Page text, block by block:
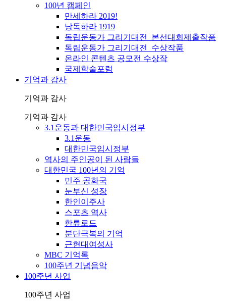
100년 캠페인
만세하라 2019!
낭독하라 1919
독립운동가 그리기대전_본선대회제출작품
독립운동가 그리기대전_수상작품
온라인 콘텐츠 공모전 수상작
국제학술포럼
기억과 감사
기억과 감사
기억과 감사
3.1운동과 대한민국임시정부
3.1운동
대한민국임시정부
역사의 주인공이 된 사람들
대한민국 100년의 기억
민주 공화국
눈부신 성장
한인이주사
스포츠 역사
한류로드
분단극복의 기억
근현대여성사
MBC 기억록
100주년 기념음악
100주년 사업
100주년 사업